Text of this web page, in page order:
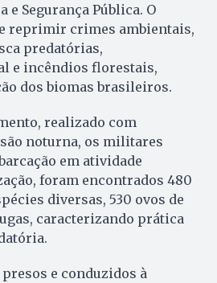
e Segurança Pública. O
reprimir crimes ambientais,
predatórias,
e incêndios florestais,
dos biomas brasileiros.
realizado com
noturna, os militares
em atividade
foram encontrados 480
diversas, 530 ovos de
caracterizando prática
e conduzidos à